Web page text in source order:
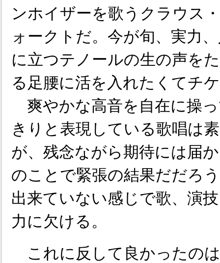
ンホイザーを歌うクラウス
ォークトだ。今が旬、実力
に立つテノールの生の声を
る足腰に活を入れたくてチ
爽やかな高音を自在に操
きりと表現している歌唱は
が、残念ながら期待には届
のことで緊張の結果だだろ
出来ていない感じで歌、演
力に欠ける。
これに反して良かったの